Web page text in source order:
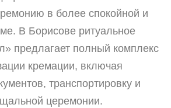
в более спокойной и
В Борисове ритуальное
предлагает полный комплекс
кремации, включая
транспортировку и
церемонии.